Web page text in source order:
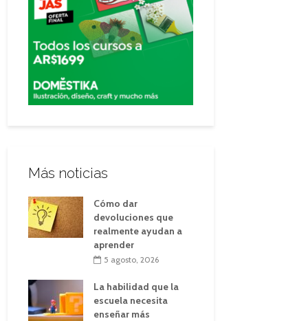
Más noticias
Cómo dar
devoluciones que
realmente ayudan a
aprender
5 agosto, 2026
La habilidad que la
escuela necesita
enseñar más